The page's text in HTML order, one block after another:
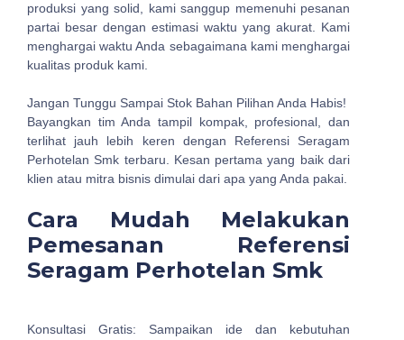
produksi yang solid, kami sanggup memenuhi pesanan
partai besar dengan estimasi waktu yang akurat. Kami
menghargai waktu Anda sebagaimana kami menghargai
kualitas produk kami.
Jangan Tunggu Sampai Stok Bahan Pilihan Anda Habis!
Bayangkan tim Anda tampil kompak, profesional, dan
terlihat jauh lebih keren dengan Referensi Seragam
Perhotelan Smk terbaru. Kesan pertama yang baik dari
klien atau mitra bisnis dimulai dari apa yang Anda pakai.
Cara Mudah Melakukan
Pemesanan Referensi
Seragam Perhotelan Smk
Konsultasi Gratis: Sampaikan ide dan kebutuhan